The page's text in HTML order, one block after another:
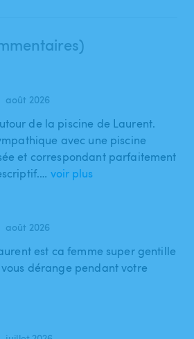
août 2026
de la piscine de Laurent.
avec une piscine
et correspondant parfaitement
voir plus
août 2026
est ca femme super gentille
dérange pendant votre